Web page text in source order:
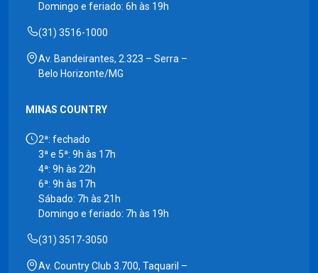
Domingo e feriado: 6h às 19h
(31) 3516-1000
Av. Bandeirantes, 2.323 – Serra –
Belo Horizonte/MG
MINAS COUNTRY
2ª: fechado
3ª e 5ª: 9h às 17h
4ª: 9h às 22h
6ª: 9h às 17h
Sábado: 7h às 21h
Domingo e feriado: 7h às 19h
(31) 3517-3050
Av. Country Club 3.700, Taquaril –